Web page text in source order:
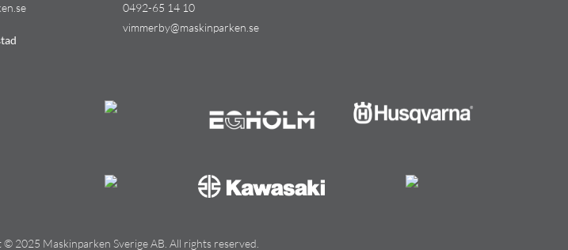
0492-65 14 10
vimmerby@maskinparken.se
2025 Maskinparken Sverige AB. All rights reserved.